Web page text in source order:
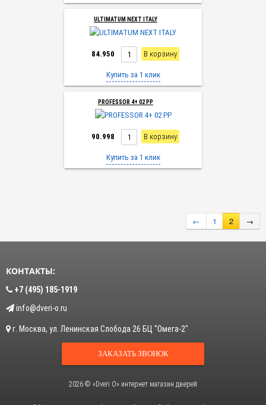
ULTIMATUM NEXT ITALY
84.950 В корзину
Купить за 1 клик
PROFESSOR 4+ 02 PP
90.998 В корзину
Купить за 1 клик
← 1 2 →
КОНТАКТЫ:
+7 (495) 185-1919
info@dveri-o.ru
г. Москва, ул. Ленинская Слобода 26 БЦ "Омега-2"
ЗАКАЗАТЬ ЗВОНОК
2026 © «Dveri O» интернет магазин дверей